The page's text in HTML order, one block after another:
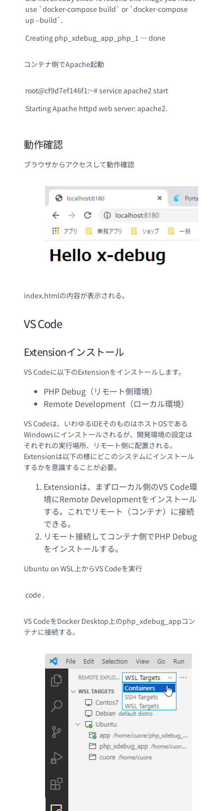
use `docker-compose build` or `docker-compose
up –build`.
Creating php_xdebug_app_php_1 … done
コンテナ側でApache起動
root@cf9d7ef146f1:~# service apache2 start
Starting Apache httpd web server: apache2.
動作確認
ブラウザからアクセスして動作確認
index.htmlの内容が表示される。
VS Code
Extensionインストール
VS Codeに以下のExtensionをインストールします。
PHP Debug（リモート側環境）
Remote Development（ローカル環境）
VS Codeは、いわゆるIDEそのものはホストOSである
Windowsにインストールされるが、開発環境の設定は
それぞれの実行場所、リモート側に配置される。
Extensionは以下の様にどこのシステムにインストール
するかを意識することが必要。
Extensionは、まずローカル側のVS Code環
境にRemote Developmentをインストール
する。これでリモート（コンテナ）に接続
できる。
リモート接続してコンテナ側でPHP Debug
をインストールする。
Ubuntu on WSL上からVS Codeを実行
code .
VS CodeをDocker Desktop上のphp_xdebug_appコン
テナに接続する。